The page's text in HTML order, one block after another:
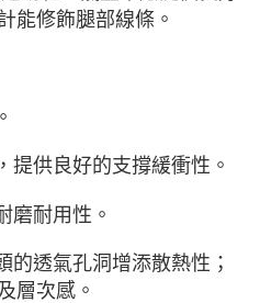
能修飾腿部線條。
提供良好的支撐緩衝性。
磨耐用性。
的透氣孔洞增添散熱性；
層次感。